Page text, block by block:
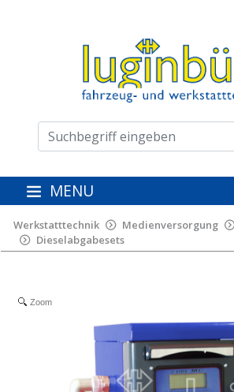
MENU
Werkstatttechnik Medienversorgung
Dieselabgabesets
Zoom